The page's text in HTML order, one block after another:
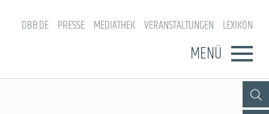
DBB.DE PRESSE MEDIATHEK VERANSTALTUNGEN LEXIKON
MENÜ